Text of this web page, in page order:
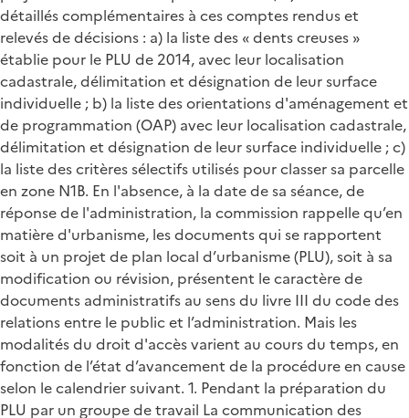
détaillés complémentaires à ces comptes rendus et
relevés de décisions : a) la liste des « dents creuses »
établie pour le PLU de 2014, avec leur localisation
cadastrale, délimitation et désignation de leur surface
individuelle ; b) la liste des orientations d'aménagement et
de programmation (OAP) avec leur localisation cadastrale,
délimitation et désignation de leur surface individuelle ; c)
la liste des critères sélectifs utilisés pour classer sa parcelle
en zone N1B. En l'absence, à la date de sa séance, de
réponse de l'administration, la commission rappelle qu’en
matière d'urbanisme, les documents qui se rapportent
soit à un projet de plan local d’urbanisme (PLU), soit à sa
modification ou révision, présentent le caractère de
documents administratifs au sens du livre III du code des
relations entre le public et l’administration. Mais les
modalités du droit d'accès varient au cours du temps, en
fonction de l’état d’avancement de la procédure en cause
selon le calendrier suivant. 1. Pendant la préparation du
PLU par un groupe de travail La communication des